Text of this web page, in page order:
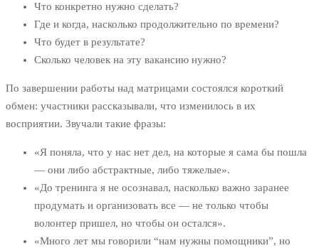
Что конкретно нужно сделать?
Где и когда, насколько продолжительно по времени?
Что будет в результате?
Сколько человек на эту вакансию нужно?
По завершении работы над матрицами состоялся короткий
обмен: участники рассказывали, что изменилось в их
восприятии. Звучали такие фразы:
«Я поняла, что у нас нет дел, на которые я сама бы пошла
— они либо абстрактные, либо тяжелые».
«До тренинга я не осознавал, насколько важно заранее
продумать и организовать все — не только чтобы
волонтер пришел, но чтобы он остался».
«Много лет мы говорили “нам нужны помощники”, но